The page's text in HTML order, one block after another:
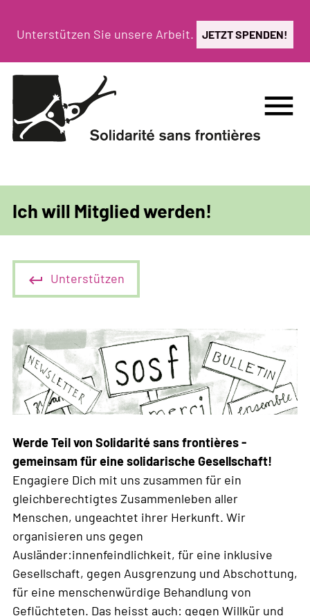
zumUnterstützen Sie unsere Arbeit. JETZT SPENDEN!
menu
Ich will Mitglied werden!
Unterstützen
Werde Teil von Solidarité sans frontières -
gemeinsam für eine solidarische Gesellschaft!
Engagiere Dich mit uns zusammen für ein
gleichberechtigtes Zusammenleben aller
Menschen, ungeachtet ihrer Herkunft. Wir
organisieren uns gegen
Ausländer:innenfeindlichkeit, für eine inklusive
Gesellschaft, gegen Ausgrenzung und Abschottung,
für eine menschenwürdige Behandlung von
Geflüchteten. Das heisst auch: gegen Willkür und